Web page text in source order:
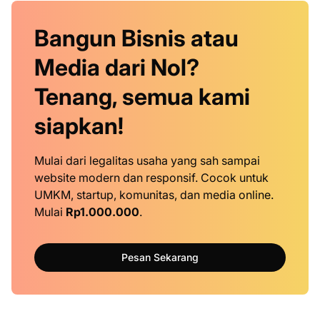
Bangun Bisnis atau
Media dari Nol?
Tenang, semua kami
siapkan!
Mulai dari legalitas usaha yang sah sampai
website modern dan responsif. Cocok untuk
UMKM, startup, komunitas, dan media online.
Mulai Rp1.000.000.
Pesan Sekarang